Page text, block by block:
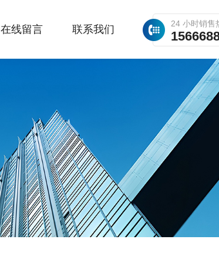
24 小时销售
在线留言 联系我们